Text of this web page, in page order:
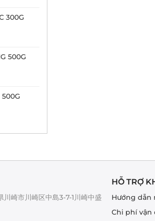
300G
500G
崎市川崎区中島3-7-1川崎中盛
HỖ TRỢ
Hướng dẫn
Chi phí vận